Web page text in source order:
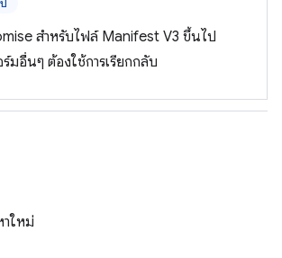
สำหรับไฟล์ Manifest V3 ขึ้นไป
อื่นๆ ต้องใช้การเรียกกลับ
าใหม่